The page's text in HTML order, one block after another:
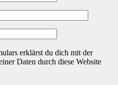
erklärst du dich mit der
Daten durch diese Website